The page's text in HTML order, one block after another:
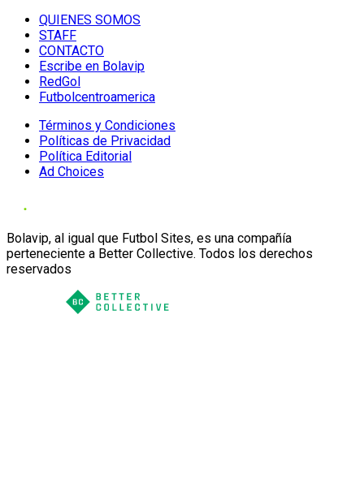
QUIENES SOMOS
STAFF
CONTACTO
Escribe en Bolavip
RedGol
Futbolcentroamerica
Términos y Condiciones
Políticas de Privacidad
Política Editorial
Ad Choices
Bolavip, al igual que Futbol Sites, es una compañía
perteneciente a Better Collective. Todos los derechos
reservados